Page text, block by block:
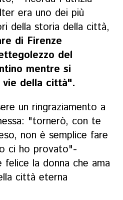
era uno dei più
della storia della città,
di Firenze
del
mentre si
vie della città".
un ringraziamento a
"tornerò, con te
non è semplice fare
ci ho provato"-
felice la donna che ama
città eterna